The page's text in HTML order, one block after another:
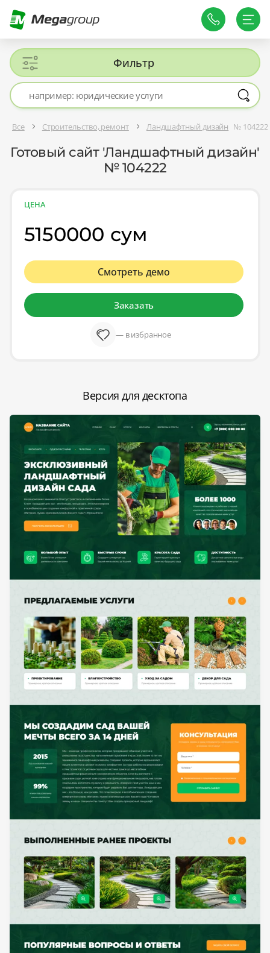
Фильтр
Все Строительство, ремонт Ландшафтный дизайн № 104222
Готовый сайт 'Ландшафтный дизайн'
№ 104222
ЦЕНА
5150000 сум
Смотреть демо
Заказать
— в избранное
Версия для десктопа